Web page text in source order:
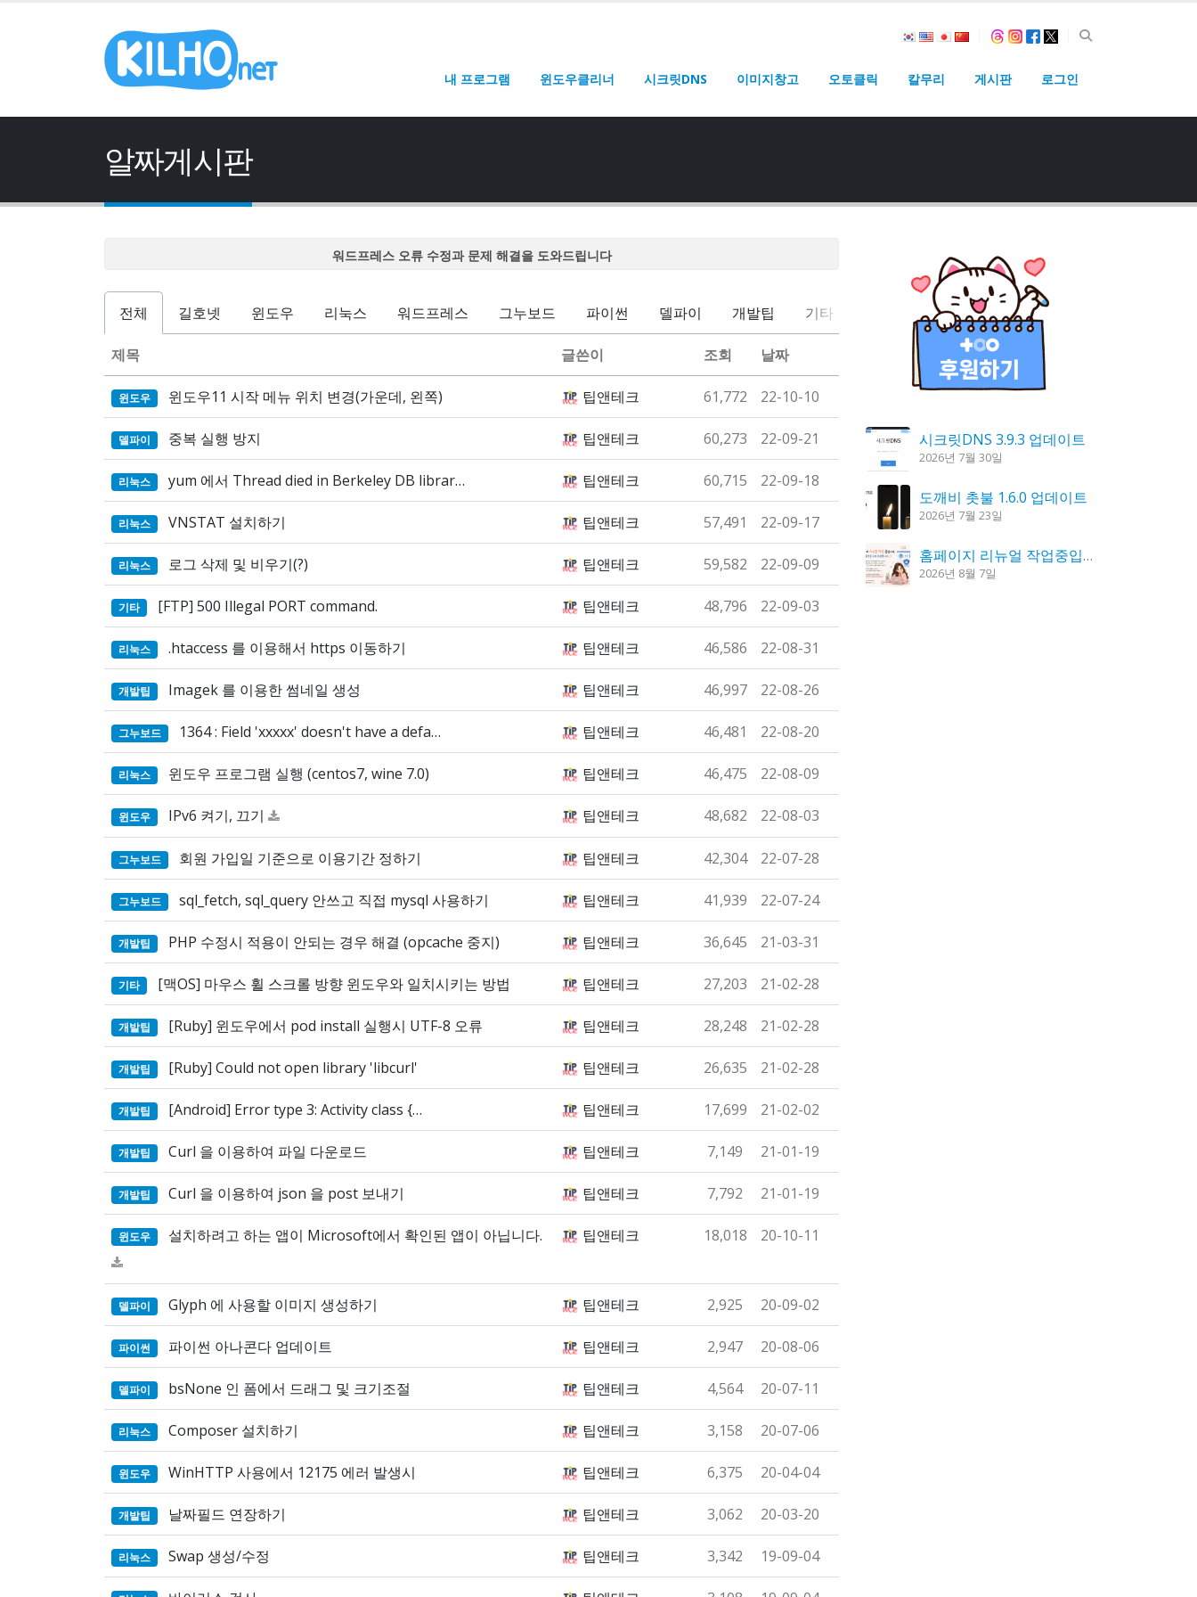
내 프로그램 윈도우클리너 시크릿DNS 이미지창고 오토클릭 칼무리 게시판 로그인
알짜게시판
워드프레스 오류 수정과 문제 해결을 도와드립니다
워드프레스 오류 수정과 문제 해결을 도와드립니다
워드프레스 오류 수정과 문제 해결을 도와드립니다
워드프레스 오류 수정과 문제 해결을 도와드립니다
전체 길호넷 윈도우 리눅스 워드프레스 그누보드 파이썬 델파이 개발팁 기타
제목 글쓴이 조회 날짜
윈도우 윈도우11 시작 메뉴 위치 변경(가운데, 왼쪽) 팁앤테크 61,772 22-10-10
델파이 중복 실행 방지 팁앤테크 60,273 22-09-21
리눅스 yum 에서 Thread died in Berkeley DB librar… 팁앤테크 60,715 22-09-18
리눅스 VNSTAT 설치하기 팁앤테크 57,491 22-09-17
리눅스 로그 삭제 및 비우기(?) 팁앤테크 59,582 22-09-09
기타 [FTP] 500 Illegal PORT command. 팁앤테크 48,796 22-09-03
리눅스 .htaccess 를 이용해서 https 이동하기 팁앤테크 46,586 22-08-31
개발팁 Imagek 를 이용한 썸네일 생성 팁앤테크 46,997 22-08-26
그누보드 1364 : Field 'xxxxx' doesn't have a defa… 팁앤테크 46,481 22-08-20
리눅스 윈도우 프로그램 실행 (centos7, wine 7.0) 팁앤테크 46,475 22-08-09
윈도우 IPv6 켜기, 끄기 팁앤테크 48,682 22-08-03
그누보드 회원 가입일 기준으로 이용기간 정하기 팁앤테크 42,304 22-07-28
그누보드 sql_fetch, sql_query 안쓰고 직접 mysql 사용하기 팁앤테크 41,939 22-07-24
개발팁 PHP 수정시 적용이 안되는 경우 해결 (opcache 중지) 팁앤테크 36,645 21-03-31
기타 [맥OS] 마우스 휠 스크롤 방향 윈도우와 일치시키는 방법 팁앤테크 27,203 21-02-28
개발팁 [Ruby] 윈도우에서 pod install 실행시 UTF-8 오류 팁앤테크 28,248 21-02-28
개발팁 [Ruby] Could not open library 'libcurl' 팁앤테크 26,635 21-02-28
개발팁 [Android] Error type 3: Activity class {… 팁앤테크 17,699 21-02-02
개발팁 Curl 을 이용하여 파일 다운로드 팁앤테크 7,149 21-01-19
개발팁 Curl 을 이용하여 json 을 post 보내기 팁앤테크 7,792 21-01-19
윈도우 설치하려고 하는 앱이 Microsoft에서 확인된 앱이 아닙니다. 팁앤테크 18,018 20-10-11
델파이 Glyph 에 사용할 이미지 생성하기 팁앤테크 2,925 20-09-02
파이썬 파이썬 아나콘다 업데이트 팁앤테크 2,947 20-08-06
델파이 bsNone 인 폼에서 드래그 및 크기조절 팁앤테크 4,564 20-07-11
리눅스 Composer 설치하기 팁앤테크 3,158 20-07-06
윈도우 WinHTTP 사용에서 12175 에러 발생시 팁앤테크 6,375 20-04-04
개발팁 날짜필드 연장하기 팁앤테크 3,062 20-03-20
리눅스 Swap 생성/수정 팁앤테크 3,342 19-09-04
시크릿DNS 3.9.3 업데이트
2026년 7월 30일
도깨비 촛불 1.6.0 업데이트
2026년 7월 23일
홈페이지 리뉴얼 작업중입니다.
2026년 8월 7일